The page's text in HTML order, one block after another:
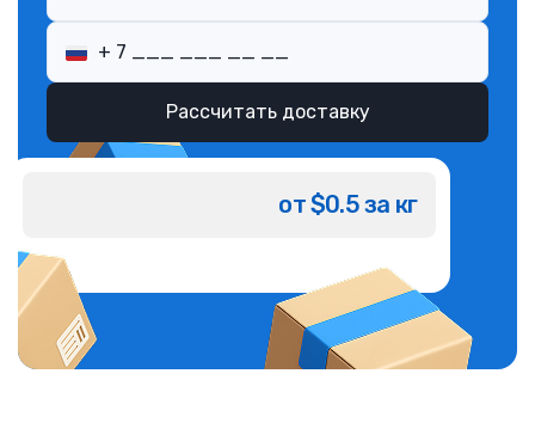
Рассчитать доставку
от $0.5 за кг